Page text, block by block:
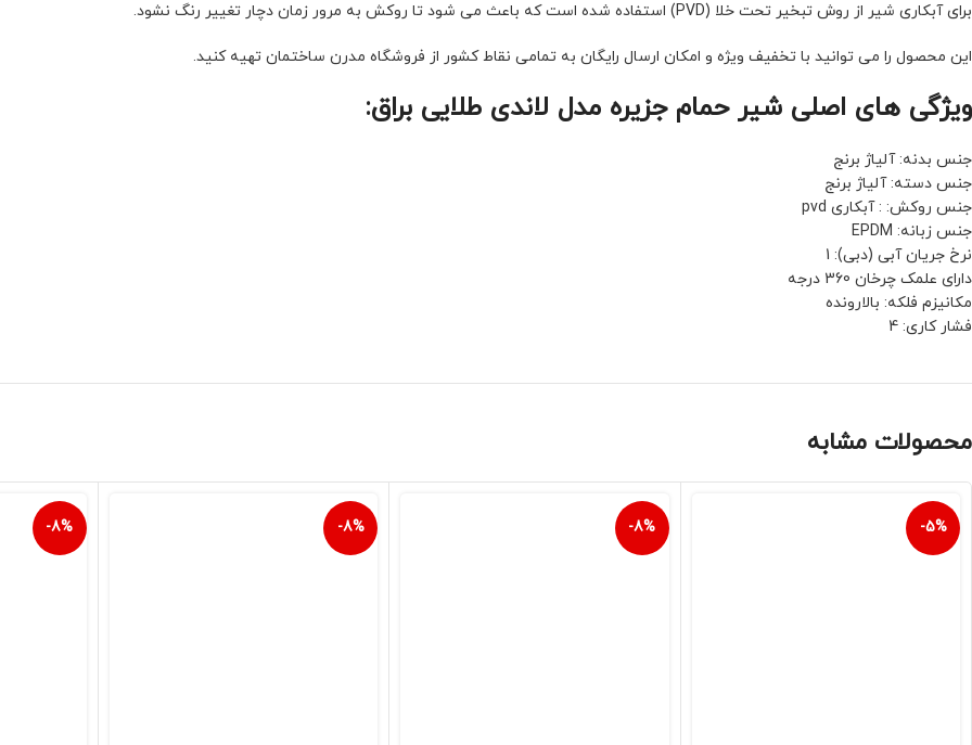
برای آبکاری شیر از روش تبخیر تحت خلا (PVD) استفاده شده است که باعث می شود تا روکش به مرور زمان دچار تغییر رنگ نشود.
این محصول را می توانید با تخفیف ویژه و امکان ارسال رایگان به تمامی نقاط کشور از فروشگاه مدرن ساختمان تهیه کنید.
ویژگی های اصلی شیر حمام جزیره مدل لاندی طلایی براق:
جنس بدنه: آلیاژ برنج
جنس دسته: آلیاژ برنج
جنس روکش: : آبکاری pvd
جنس زبانه: EPDM
نرخ جریان آبی (دبی): 1
دارای علمک چرخان 360 درجه
مکانیزم فلکه: بالارونده
فشار کاری: 4
محصولات مشابه
-5%
-8%
-8%
-8%